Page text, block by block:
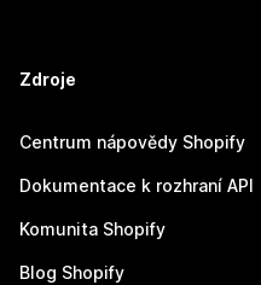
Zdroje
Centrum nápovědy Shopify
Dokumentace k rozhraní API
Komunita Shopify
Blog Shopify